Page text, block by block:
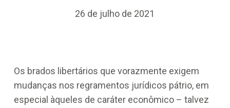
26 de julho de 2021
Os brados libertários que vorazmente exigem
mudanças nos regramentos jurídicos pátrio, em
especial àqueles de caráter econômico – talvez